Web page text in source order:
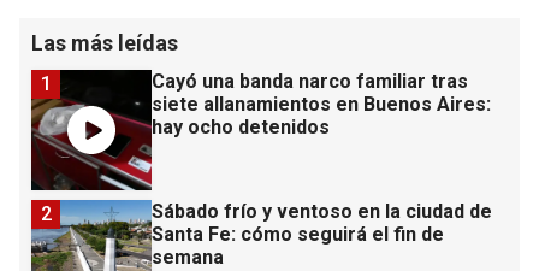
Las más leídas
Cayó una banda narco familiar tras
siete allanamientos en Buenos Aires:
hay ocho detenidos
1
Sábado frío y ventoso en la ciudad de
Santa Fe: cómo seguirá el fin de
semana
2